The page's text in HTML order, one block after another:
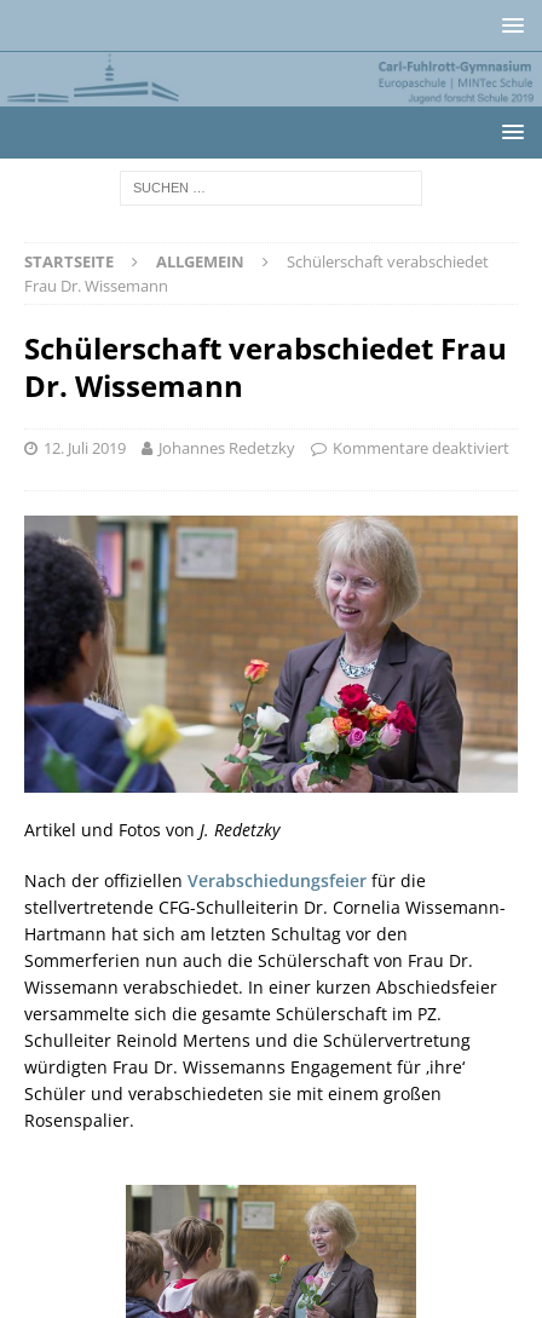
STARTSEITE ALLGEMEIN
Schülerschaft verabschiedet
Frau Dr. Wissemann
Schülerschaft verabschiedet Frau
Dr. Wissemann
12. Juli 2019 Johannes Redetzky Kommentare deaktiviert
Artikel und Fotos von J. Redetzky
Nach der offiziellen Verabschiedungsfeier für die
stellvertretende CFG-Schulleiterin Dr. Cornelia Wissemann-
Hartmann hat sich am letzten Schultag vor den
Sommerferien nun auch die Schülerschaft von Frau Dr.
Wissemann verabschiedet. In einer kurzen Abschiedsfeier
versammelte sich die gesamte Schülerschaft im PZ.
Schulleiter Reinold Mertens und die Schülervertretung
würdigten Frau Dr. Wissemanns Engagement für ‚ihre‘
Schüler und verabschiedeten sie mit einem großen
Rosenspalier.